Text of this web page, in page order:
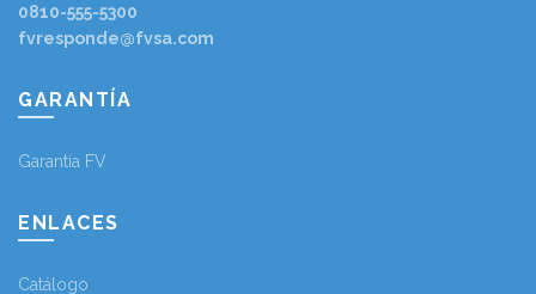
0810-555-5300
fvresponde@fvsa.com
GARANTÍA
Garantía FV
ENLACES
Catálogo